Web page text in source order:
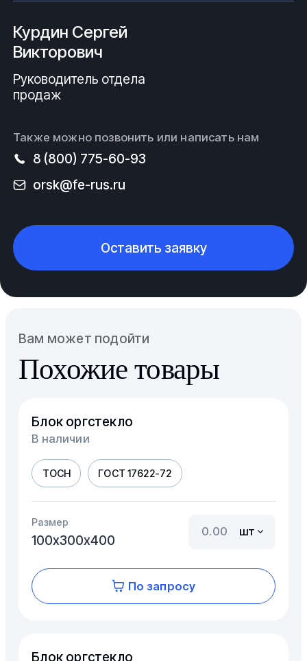
Курдин Сергей
Викторович
Руководитель отдела
продаж
Также можно позвонить или написать нам
8 (800) 775-60-93
orsk@fe-rus.ru
Оставить заявку
Вам может подойти
Похожие товары
Блок оргстекло
В наличии
ТОСН ГОСТ 17622-72
Размер
100х300х400
шт
По запросу
Блок оргстекло